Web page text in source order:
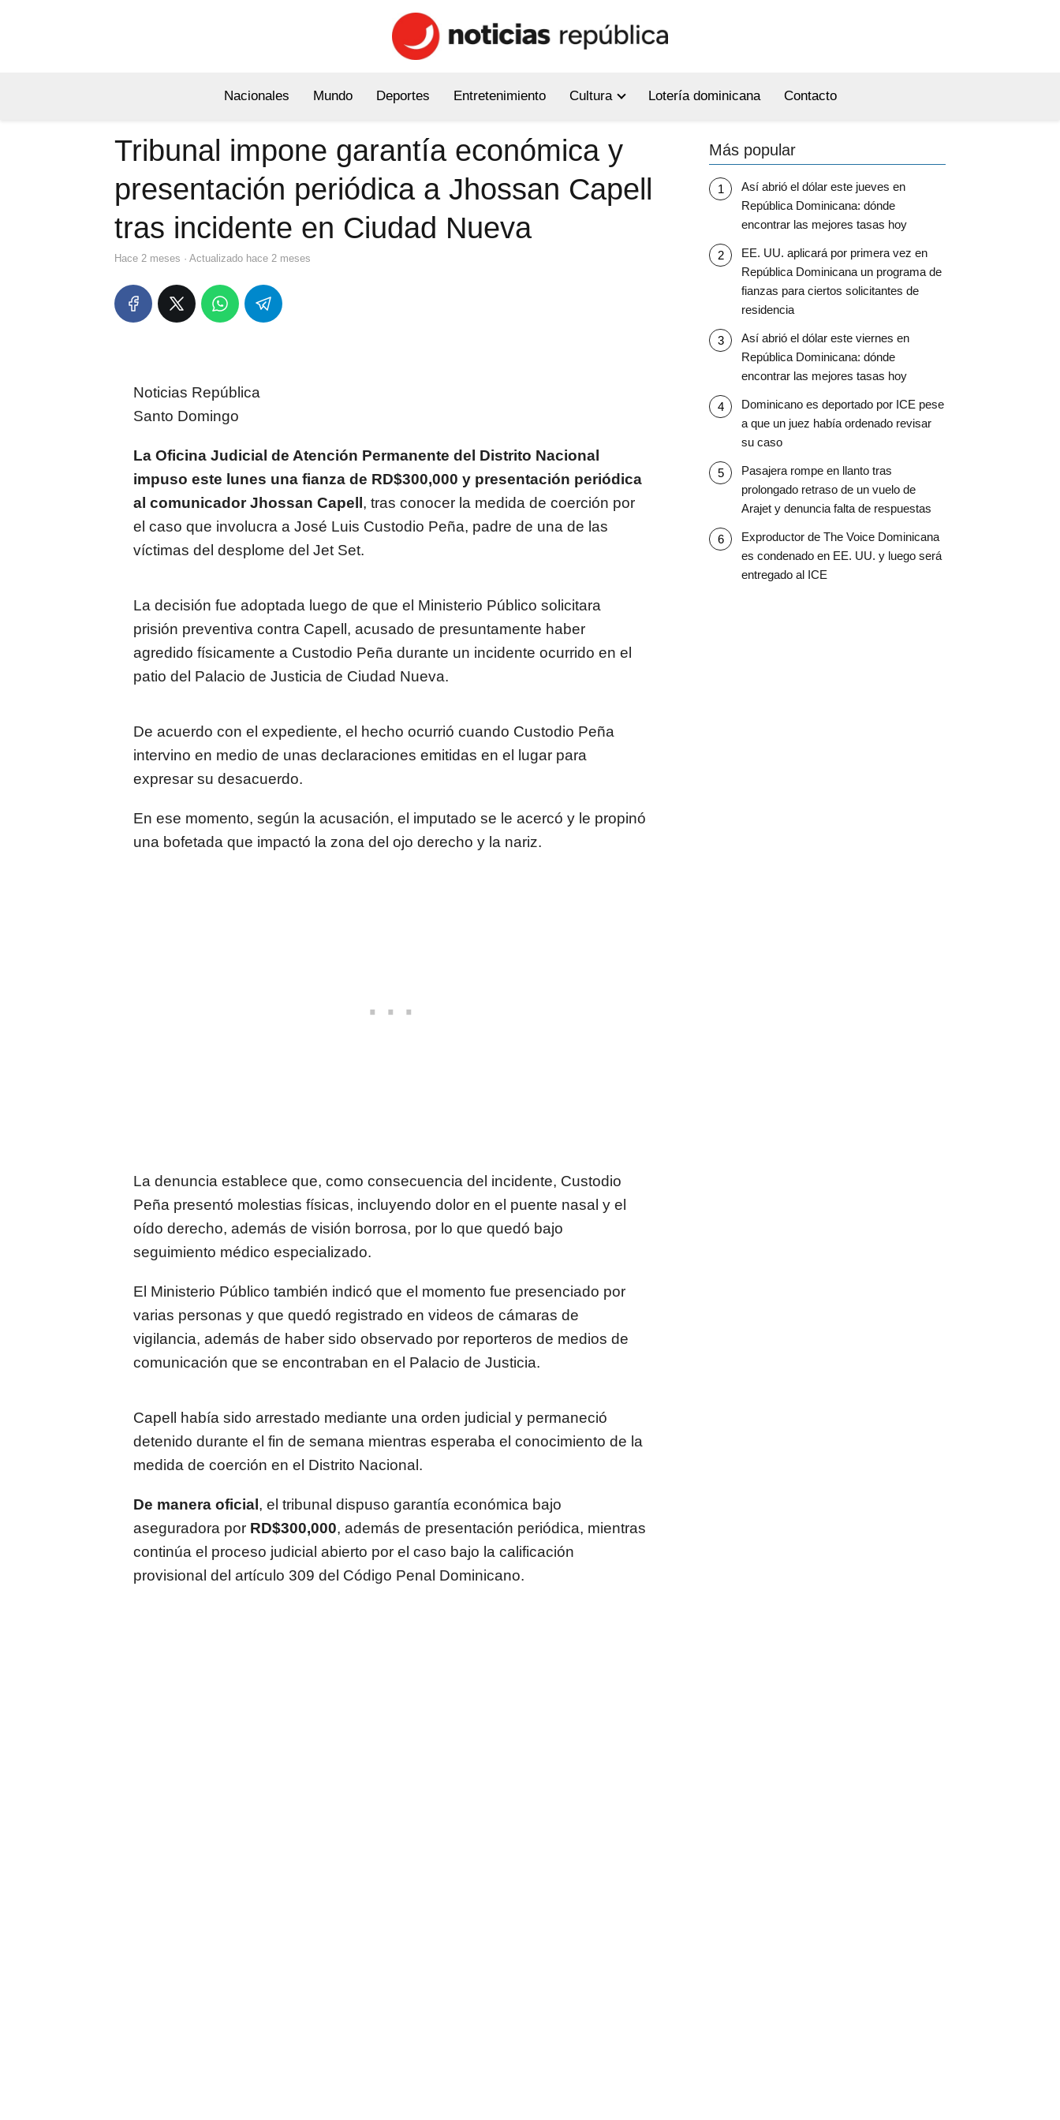
Nacionales Mundo Deportes Entretenimiento Cultura Lotería dominicana Contacto
Tribunal impone garantía económica y
presentación periódica a Jhossan Capell
tras incidente en Ciudad Nueva
hace 2 meses · Actualizado hace 2 meses
Noticias República
Santo Domingo
La Oficina Judicial de Atención Permanente del Distrito Nacional
impuso este lunes una fianza de RD$300,000 y presentación periódica
al comunicador Jhossan Capell , tras conocer la medida de coerción por
el caso que involucra a José Luis Custodio Peña, padre de una de las
víctimas del desplome del Jet Set.
La decisión fue adoptada luego de que el Ministerio Público solicitara
prisión preventiva contra Capell, acusado de presuntamente haber
agredido físicamente a Custodio Peña durante un incidente ocurrido en el
patio del Palacio de Justicia de Ciudad Nueva.
De acuerdo con el expediente, el hecho ocurrió cuando Custodio Peña
intervino en medio de unas declaraciones emitidas en el lugar para
expresar su desacuerdo.
En ese momento, según la acusación, el imputado se le acercó y le propinó
una bofetada que impactó la zona del ojo derecho y la nariz.
La denuncia establece que, como consecuencia del incidente, Custodio
Peña presentó molestias físicas, incluyendo dolor en el puente nasal y el
oído derecho, además de visión borrosa, por lo que quedó bajo
seguimiento médico especializado.
El Ministerio Público también indicó que el momento fue presenciado por
varias personas y que quedó registrado en videos de cámaras de
vigilancia, además de haber sido observado por reporteros de medios de
comunicación que se encontraban en el Palacio de Justicia.
Capell había sido arrestado mediante una orden judicial y permaneció
detenido durante el fin de semana mientras esperaba el conocimiento de la
medida de coerción en el Distrito Nacional.
De manera oficial , el tribunal dispuso garantía económica bajo
aseguradora por RD$300,000, además de presentación periódica, mientras
continúa el proceso judicial abierto por el caso bajo la calificación
provisional del artículo 309 del Código Penal Dominicano.
Más popular
Así abrió el dólar este jueves en
República Dominicana: dónde
encontrar las mejores tasas hoy
EE. UU. aplicará por primera vez en
República Dominicana un programa de
fianzas para ciertos solicitantes de
residencia
Así abrió el dólar este viernes en
República Dominicana: dónde
encontrar las mejores tasas hoy
Dominicano es deportado por ICE pese
a que un juez había ordenado revisar
su caso
Pasajera rompe en llanto tras
prolongado retraso de un vuelo de
Arajet y denuncia falta de respuestas
Exproductor de The Voice Dominicana
es condenado en EE. UU. y luego será
entregado al ICE